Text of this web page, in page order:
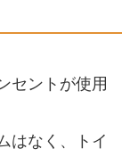
セントが使用
はなく、トイ